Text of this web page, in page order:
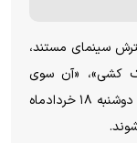
سینمای مستند،
کشی»، «آن سوی
درختان»، «نجوای چیزها»، «زخم و آینه» و «راش» دوشنبه ۱۸ خردادماه